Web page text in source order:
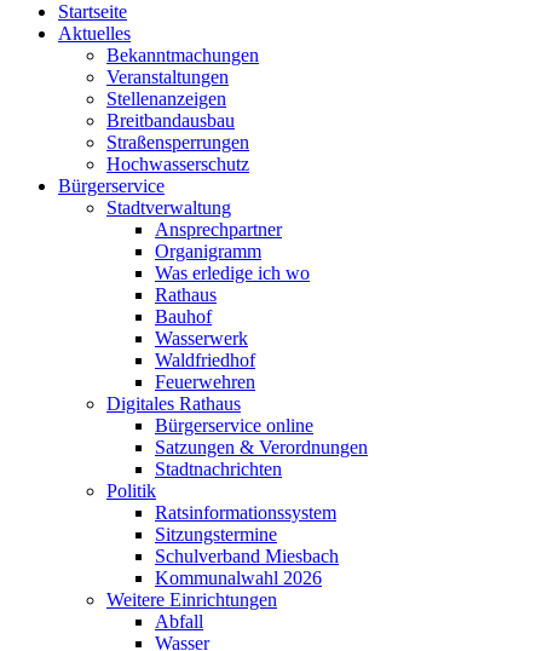
Startseite
Aktuelles
Bekanntmachungen
Veranstaltungen
Stellenanzeigen
Breitbandausbau
Straßensperrungen
Hochwasserschutz
Bürgerservice
Stadtverwaltung
Ansprechpartner
Organigramm
Was erledige ich wo
Rathaus
Bauhof
Wasserwerk
Waldfriedhof
Feuerwehren
Digitales Rathaus
Bürgerservice online
Satzungen & Verordnungen
Stadtnachrichten
Politik
Ratsinformationssystem
Sitzungstermine
Schulverband Miesbach
Kommunalwahl 2026
Weitere Einrichtungen
Abfall
Wasser